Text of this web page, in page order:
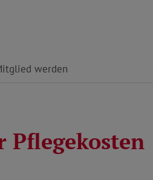
werden
Pflegekosten